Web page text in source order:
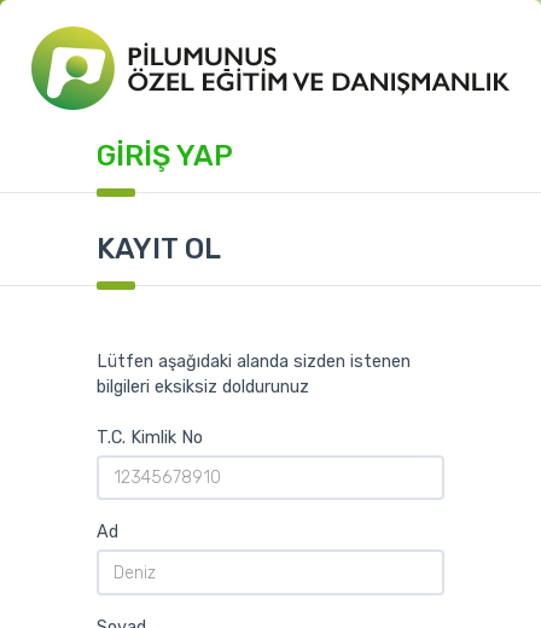
GİRİŞ YAP
KAYIT OL
Lütfen aşağıdaki alanda sizden istenen
bilgileri eksiksiz doldurunuz
T.C. Kimlik No
Ad